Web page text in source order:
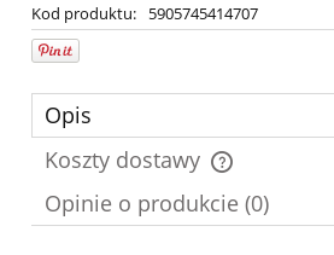
Kod produktu: 5905745414707
Opis
Koszty dostawy
Cena nie zawiera ewentualnych
Opinie o produkcie (0)